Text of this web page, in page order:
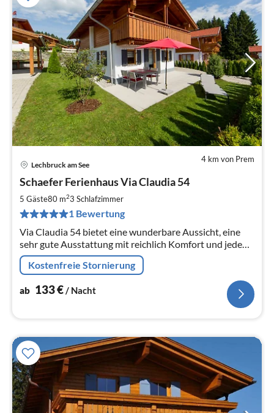
4 km von Prem
Lechbruck am See
Schaefer Ferienhaus Via Claudia 54
5 Gäste80 m23 Schlafzimmer
1 Bewertung
Via Claudia 54 bietet eine wunderbare Aussicht, eine
sehr gute Ausstattung mit reichlich Komfort und jede
Menge Wohlfühl-Atmosphäre.
Kostenfreie Stornierung
ab 133€/ Nacht